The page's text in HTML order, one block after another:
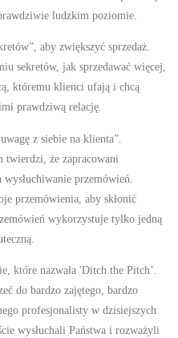
ludzkim poziomie.
aby zwiększyć sprzedaż.
sekretów, jak sprzedawać więcej,
któremu klienci ufają i chcą
prawdziwą relację.
z siebie na klienta”.
twierdzi, że zapracowani
przemówień.
przemówienia, aby skłonić
wykorzystuje tylko jedną
które nazwała 'Ditch the Pitch’.
do bardzo zajętego, bardzo
profesjonalisty w dzisiejszych
wysłuchali Państwa i rozważyli